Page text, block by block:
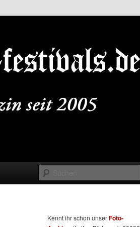
Kennt ihr schon unserFoto-